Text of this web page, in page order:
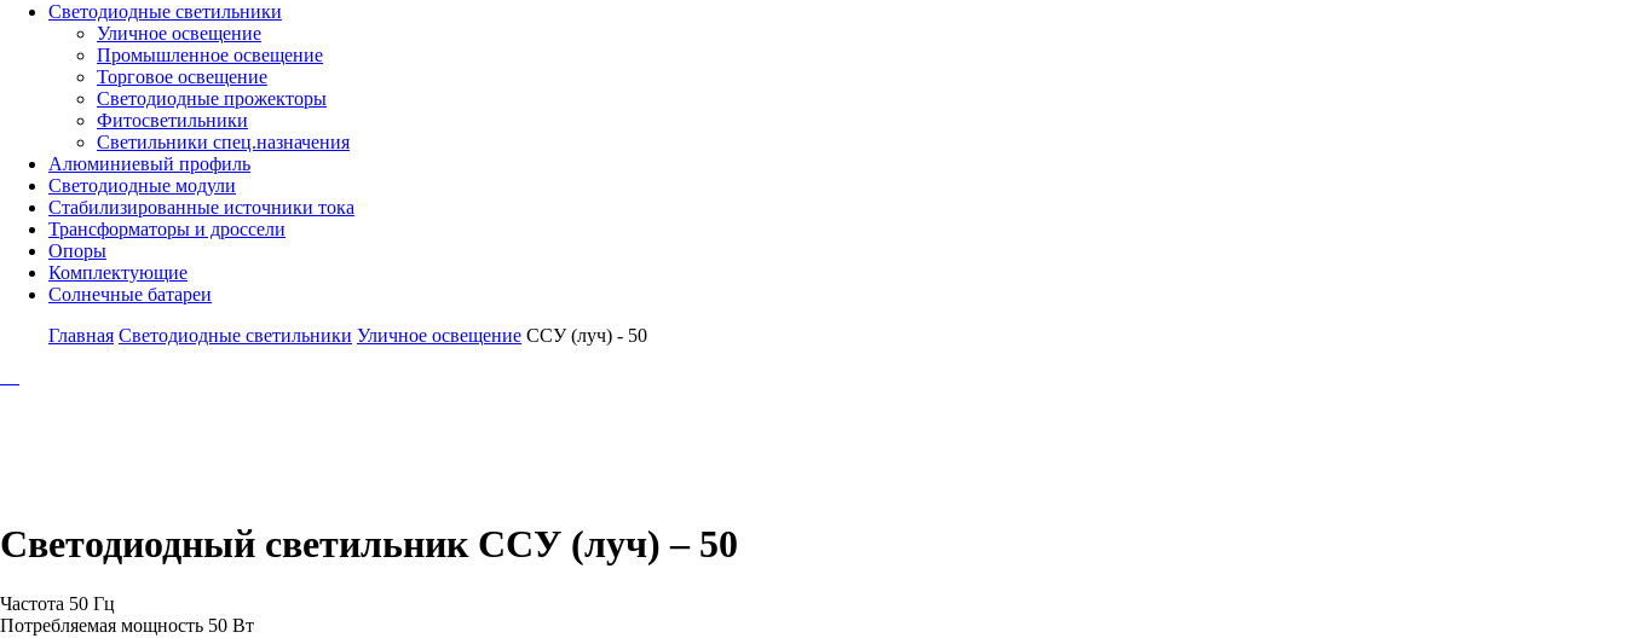
Светодиодные светильники
Уличное освещение
Промышленное освещение
Торговое освещение
Светодиодные прожекторы
Фитосветильники
Светильники спец.назначения
Алюминиевый профиль
Светодиодные модули
Стабилизированные источники тока
Трансформаторы и дроссели
Опоры
Комплектующие
Солнечные батареи
Главная Светодиодные светильники Уличное освещение ССУ (луч) - 50
Светодиодный светильник ССУ (луч) – 50
Частота 50 Гц
Потребляемая мощность 50 Вт